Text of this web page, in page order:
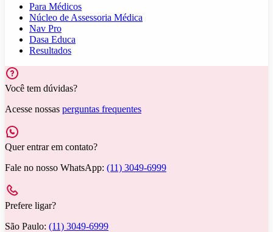
Para Médicos
Núcleo de Assessoria Médica
Nav Pro
Dasa Educa
Resultados
Você tem dúvidas?
Acesse nossas perguntas frequentes
Quer entrar em contato?
Fale no nosso WhatsApp: (11) 3049-6999
Prefere ligar?
São Paulo: (11) 3049-6999